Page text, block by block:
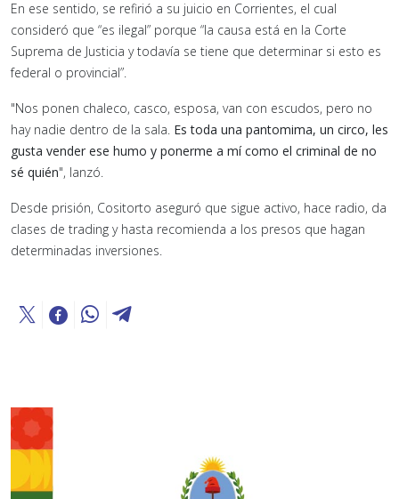
En ese sentido, se refirió a su juicio en Corrientes, el cual
consideró que “es ilegal” porque “la causa está en la Corte
Suprema de Justicia y todavía se tiene que determinar si esto es
federal o provincial”.
"Nos ponen chaleco, casco, esposa, van con escudos, pero no
hay nadie dentro de la sala. Es toda una pantomima, un circo, les
gusta vender ese humo y ponerme a mí como el criminal de no
sé quién", lanzó.
Desde prisión, Cositorto aseguró que sigue activo, hace radio, da
clases de trading y hasta recomienda a los presos que hagan
determinadas inversiones.